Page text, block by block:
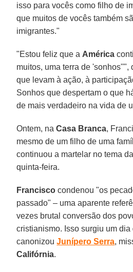
isso para vocês como filho de
que muitos de vocês também
imigrantes."
"Estou feliz que a América
muitos, uma terra de
que levam à ação, à
Sonhos que despertam o que
de mais verdadeiro na vida de
Ontem, naCasa Branca,
mesmo de um filho de uma
continuou a martelar no tema
quinta-feira.
Francisco condenou "os
passado" – uma aparente
vezes brutal conversão dos
cristianismo. Isso surgiu um
canonizouJunípero Serra,
Califórnia.